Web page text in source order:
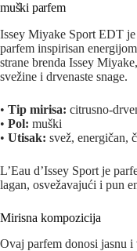
muški parfem
Issey Miyake Sport EDT
parfem inspirisan
strane brenda Issey Miyake
svežine i drvenaste snage.
• Tip mirisa: citrusno-
• Pol: muški
• Utisak: svež, energičan,
L’Eau d’Issey Sport je
lagan, osvežavajući i pun
Mirisna kompozicija
Ovaj parfem donosi jasnu